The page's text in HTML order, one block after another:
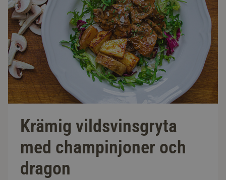
Krämig vildsvinsgryta
med champinjoner och
dragon